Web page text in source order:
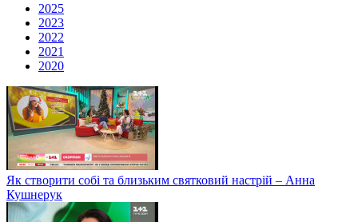
2025
2023
2022
2021
2020
Як створити собі та близьким святковий настрій – Анна
Кушнерук